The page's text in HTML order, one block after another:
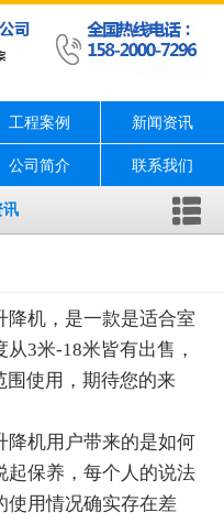
工程案例 新闻资讯
公司简介 联系我们
讯
降机，是一款是适合室
3米-18米皆有出售，
围使用，期待您的来
降机用户带来的是如何
起保养，每个人的说法
使用情况确实存在差